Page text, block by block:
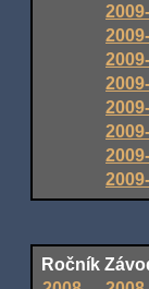
Ročník